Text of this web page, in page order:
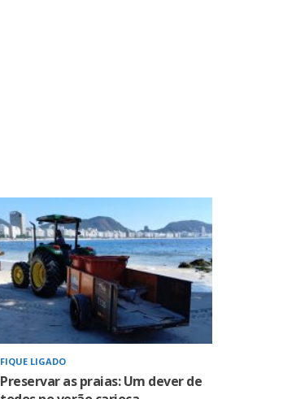
FIQUE LIGADO
Preservar as praias: Um dever de